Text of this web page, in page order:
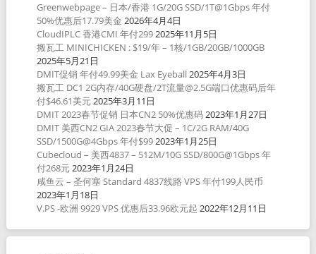
Greenwebpage – 日本/香港 1G/20G SSD/1T@1Gbps 年付
50%优惠后17.79美金 2026年4月4日
CloudIPLC 香港CMI 年付2992025年11月5日
搬瓦工 MINICHICKEN : $19/年 – 1核/1GB/20GB/1000GB
2025年5月21日
DMIT促销 年付49.99美金 Lax Eyeball 2025年4月3日
搬瓦工 DC1 2G内存/40G硬盘/2T流量@2.5G端口优惠码后年
付$46.61美元2025年3月11日
DMIT 2023春节促销 日本CN2 50%优惠码2023年1月27日
DMIT 美西CN2 GIA 2023春节大促 – 1C/2G RAM/40G
SSD/1500G@4Gbps 年付$992023年1月25日
Cubecloud – 美西4837 – 512M/10G SSD/800G@1Gbps 年
付268元2023年1月24日
咸鱼云 – 圣何塞 Standard 4837线路 VPS 年付199人民币
2023年1月18日
V.PS -欧洲 9929 VPS 优惠后33.96欧元起 2022年12月11日